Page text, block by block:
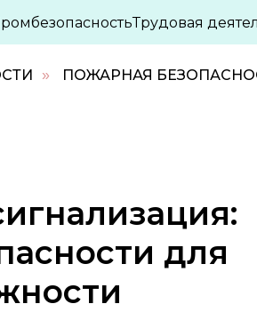
» ПОЖАРНАЯ
Трудовая
для